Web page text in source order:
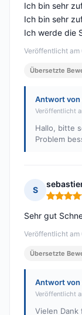
Veröffentlicht
Ich bin sehr
Ich bin sehr
Ich werde die
Übersetzte
Antwort von
Veröffentlicht
Hallo, bitte
Problem
S
Hinweis:
Veröffentlicht am
Sehr gut
Übersetzte
Antwort von
Veröffentlicht
Vielen Dank